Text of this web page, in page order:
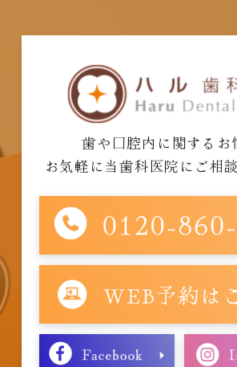
歯や口腔内に関するお
お気軽に当歯科医院にご相